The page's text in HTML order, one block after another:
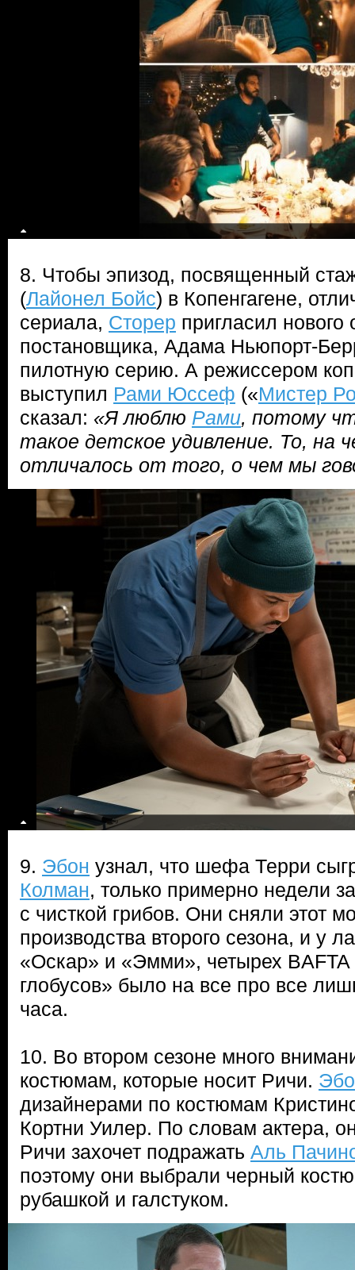
8. Чтобы эпизод, посвященный
(Лайонел Бойс) в Копенгагене,
сериала, Сторер пригласил нового
постановщика, Адама Ньюпорт-
пилотную серию. А режиссером
выступил Рами Юссеф («Мистер
сказал: «Я люблю Рами, потому
такое детское удивление. То, на
отличалось от того, о чем мы
9. Эбон узнал, что шефа Терри
Колман, только примерно недели
с чисткой грибов. Они сняли этот
производства второго сезона, и у
«Оскар» и «Эмми», четырех BAFTA
глобусов» было на все про все
часа.
10. Во втором сезоне много
костюмам, которые носит Ричи.
дизайнерами по костюмам
Кортни Уилер. По словам актера,
Ричи захочет подражать Аль
поэтому они выбрали черный
рубашкой и галстуком.